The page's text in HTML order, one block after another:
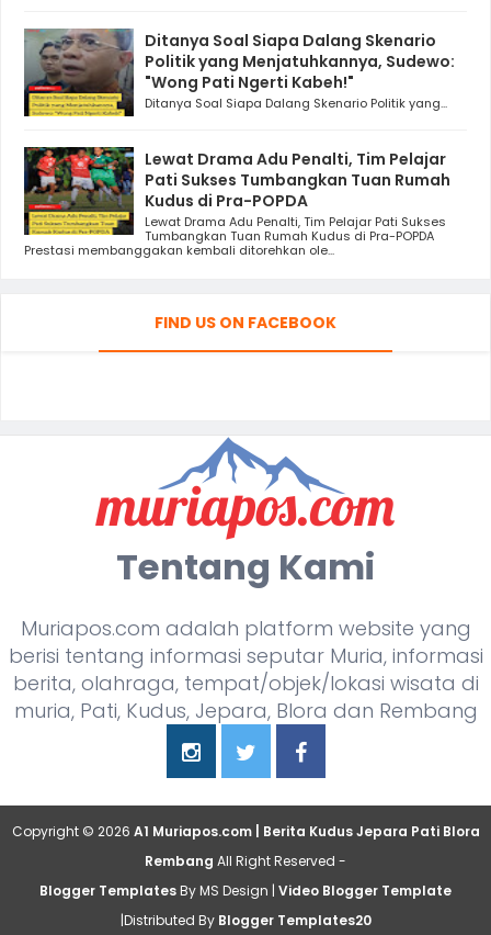
Ditanya Soal Siapa Dalang Skenario
Politik yang Menjatuhkannya, Sudewo:
"Wong Pati Ngerti Kabeh!"
Ditanya Soal Siapa Dalang Skenario Politik yang...
Lewat Drama Adu Penalti, Tim Pelajar
Pati Sukses Tumbangkan Tuan Rumah
Kudus di Pra-POPDA
Lewat Drama Adu Penalti, Tim Pelajar Pati Sukses
Tumbangkan Tuan Rumah Kudus di Pra-POPDA
Prestasi membanggakan kembali ditorehkan ole...
FIND US ON FACEBOOK
Tentang Kami
Muriapos.com adalah platform website yang
berisi tentang informasi seputar Muria, informasi
berita, olahraga, tempat/objek/lokasi wisata di
muria, Pati, Kudus, Jepara, Blora dan Rembang
Copyright © 2026 A1 Muriapos.com | Berita Kudus Jepara Pati Blora
Rembang All Right Reserved -
Blogger TemplatesBy MS Design | Video Blogger Template
|Distributed By Blogger Templates20